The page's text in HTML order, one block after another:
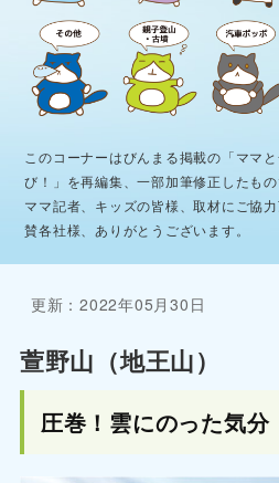
このコーナーはびんまる掲載の「ママ
び！」を再編集、一部加筆修正したもの
ママ記者、キッズの皆様、取材にご協
賛各社様、ありがとうございます。
更新：2022年05月30日
萱野山（地王山）
圧巻！雲にのった気分